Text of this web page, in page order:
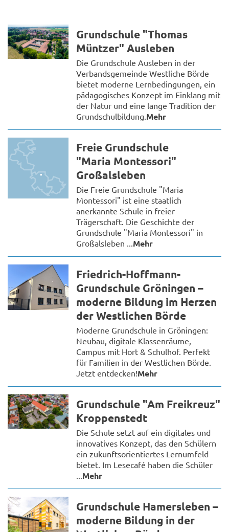
Grundschule "Thomas
Müntzer" Ausleben
Die Grundschule Ausleben in der
Verbandsgemeinde Westliche Börde
bietet moderne Lernbedingungen, ein
pädagogisches Konzept im Einklang mit
der Natur und eine lange Tradition der
Grundschulbildung.Mehr
Freie Grundschule
"Maria Montessori"
Großalsleben
Die Freie Grundschule "Maria
Montessori" ist eine staatlich
anerkannte Schule in freier
Trägerschaft. Die Geschichte der
Grundschule "Maria Montessori" in
Großalsleben ...Mehr
Friedrich-Hoffmann-
Grundschule Gröningen –
moderne Bildung im Herzen
der Westlichen Börde
Moderne Grundschule in Gröningen:
Neubau, digitale Klassenräume,
Campus mit Hort & Schulhof. Perfekt
für Familien in der Westlichen Börde.
Jetzt entdecken!Mehr
Grundschule "Am Freikreuz"
Kroppenstedt
Die Schule setzt auf ein digitales und
innovatives Konzept, das den Schülern
ein zukunftsorientiertes Lernumfeld
bietet. Im Lesecafé haben die Schüler
...Mehr
Grundschule Hamersleben –
moderne Bildung in der